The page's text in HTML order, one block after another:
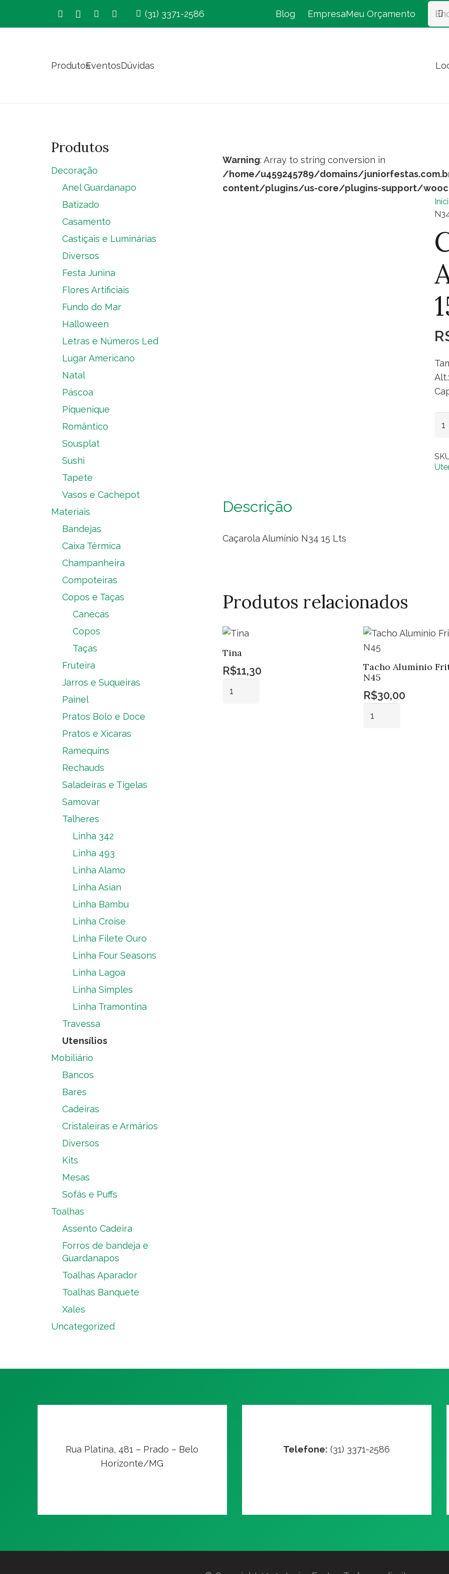
(31) 3371-2586 Blog EmpresaMeu Orçamento
ProdutosEventosDúvidas
Warning: Array to string conversion in
/home/u459245789/domains/
content/plugins/us-core/plugins-support/
15
Descrição
Caçarola Alumínio N34 15 Lts
Produtos relacionados
Tina
R$11,30
Tacho Alumínio
N45
R$30,00
Produtos
Decoração
Anel Guardanapo
Batizado
Casamento
Castiçais e Luminárias
Diversos
Festa Junina
Flores Artificiais
Fundo do Mar
Halloween
Letras e Números Led
Lugar Americano
Natal
Páscoa
Piquenique
Romântico
Sousplat
Sushi
Tapete
Vasos e Cachepot
Materiais
Bandejas
Caixa Térmica
Champanheira
Compoteiras
Copos e Taças
Canecas
Copos
Taças
Fruteira
Jarros e Suqueiras
Painel
Pratos Bolo e Doce
Pratos e Xícaras
Ramequins
Rechauds
Saladeiras e Tigelas
Samovar
Talheres
Linha 342
Linha 493
Linha Alamo
Linha Asian
Linha Bambu
Linha Croise
Linha Filete Ouro
Linha Four Seasons
Linha Lagoa
Linha Simples
Linha Tramontina
Travessa
Utensílios
Mobiliário
Bancos
Bares
Cadeiras
Cristaleiras e Armários
Diversos
Kits
Mesas
Sofás e Puffs
Toalhas
Assento Cadeira
Forros de bandeja e
Guardanapos
Toalhas Aparador
Toalhas Banquete
Xales
Uncategorized
Rua Platina, 481 – Prado – Belo
Horizonte/MG
Telefone: (31) 3371-2586